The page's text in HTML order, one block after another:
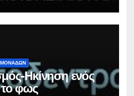
ΜΟΝΑΔΩΝ
Ηκίνηση ενός
φως